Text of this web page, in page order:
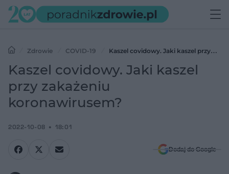
Zdrowie COVID-19
Kaszel covidowy. Jaki kaszel przy
zakażeniu koronawirusem?
Kaszel covidowy. Jaki kaszel
przy zakażeniu
koronawirusem?
2022-10-08 18:01
Dodaj do Google